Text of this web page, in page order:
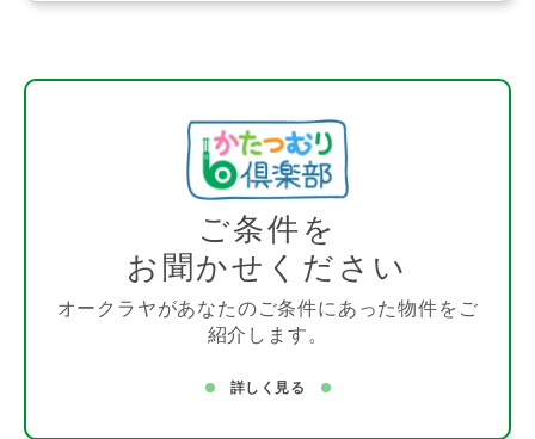
ご条件を
お聞かせください
オークラヤがあなたのご条件にあった物件をご
紹介します。
詳しく見る